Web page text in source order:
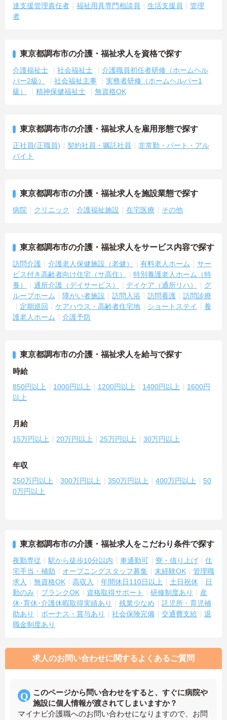
達支援管理責任者
福祉用具専門相談員 生活支援員
管理
者
東京都調布市の介護・福祉求人を資格で探す
介護福祉士 社会福祉士
介護職員初任者研修（ホームヘル
パー2級）
社会福祉主事
実務者研修（ホームヘルパー1
級）
精神保健福祉士 無資格OK
東京都調布市の介護・福祉求人を雇用形態で探す
正社員(正職員) 契約社員・嘱託社員
非常勤・パート・アル
バイト
東京都調布市の介護・福祉求人を施設業態で探す
病院 クリニック 介護福祉施設 在宅医療 その他
東京都調布市の介護・福祉求人をサービス内容で探す
訪問介護 介護老人保健施設（老健） 有料老人ホーム
サー
ビス付き高齢者向け住宅（サ高住）
特別養護老人ホーム（特
養）
通所介護（デイサービス） デイケア（通所リハ）
グ
ループホーム
障がい者施設 訪問入浴 訪問看護
訪問診療
定期巡回
ケアハウス・高齢者住宅地 ショートステイ
養
護老人ホーム
介護予防
東京都調布市の介護・福祉求人を給与で探す
時給
850円以上 1000円以上 1200円以上 1400円以上
1600円
以上
月給
15万円以上 20万円以上 25万円以上 30万円以上
年収
250万円以上 300万円以上 350万円以上 400万円以上
50
0万円以上
東京都調布市の介護・福祉求人をこだわり条件で探す
夜勤専従 駅から徒歩10分以内 車通勤可 寮・借り上げ
住
宅手当・補助
オープニングスタッフ募集 未経験OK
管理職
求人
無資格OK 高収入 年間休日110日以上 土日祝休
日
勤のみ
ブランクOK 資格取得サポート 研修制度あり
産
休･育休･介護休暇取得実績あり
残業少なめ
託児所・育児補
助あり
ボーナス・賞与あり 社会保険完備 交通費支給
退
職金制度あり
求人のお問い合わせに関するよくあるご質問
このページから問い合わせをすると、すぐに病院や
施設に個人情報が渡されてしまいますか？
マイナビ介護職へのお問い合わせになりますので、お問